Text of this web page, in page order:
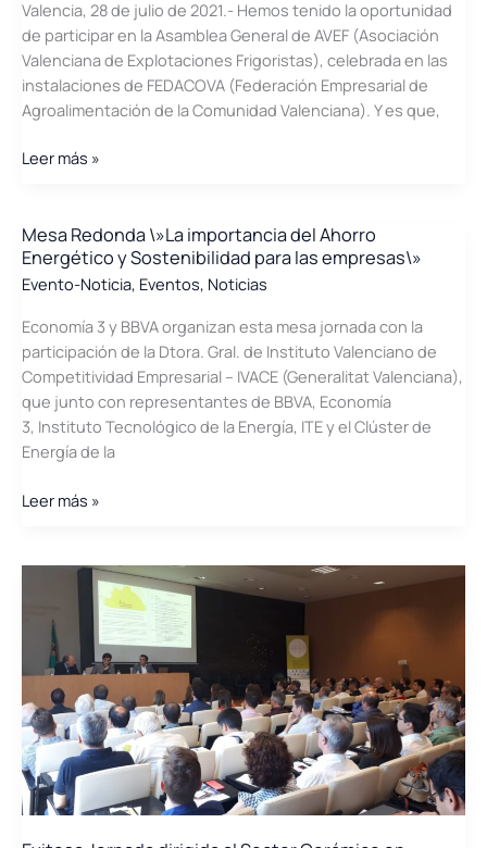
Valencia, 28 de julio de 2021.- Hemos tenido la oportunidad
de participar en la Asamblea General de AVEF (Asociación
Valenciana de Explotaciones Frigoristas), celebrada en las
instalaciones de FEDACOVA (Federación Empresarial de
Agroalimentación de la Comunidad Valenciana). Y es que,
Exponemos
a
los
empresarios
AVEF
Leer más »
Mesa Redonda \»La importancia del Ahorro
Energético y Sostenibilidad para las empresas\»
Evento-Noticia, Eventos, Noticias
Economía 3 y BBVA organizan esta mesa jornada con la
participación de la Dtora. Gral. de Instituto Valenciano de
Competitividad Empresarial – IVACE (Generalitat Valenciana),
que junto con representantes de BBVA, Economía
3, Instituto Tecnológico de la Energía, ITE y el Clúster de
Energía de la
Mesa
importancia
Ahorro
Energético
y
Sostenibilidad
para
las
empresas\»
Leer más »